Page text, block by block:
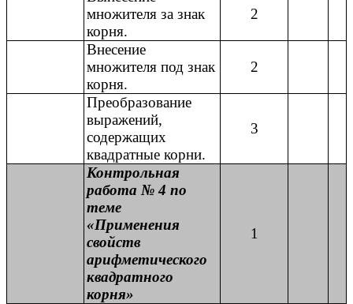
множителя за знак
корня.
2
Внесение
множителя под знак
корня.
2
Преобразование
выражений,
содержащих
квадратные корни.
3
Контрольная
работа № 4 по
теме
«Применения
свойств
арифметического
квадратного
корня»
1